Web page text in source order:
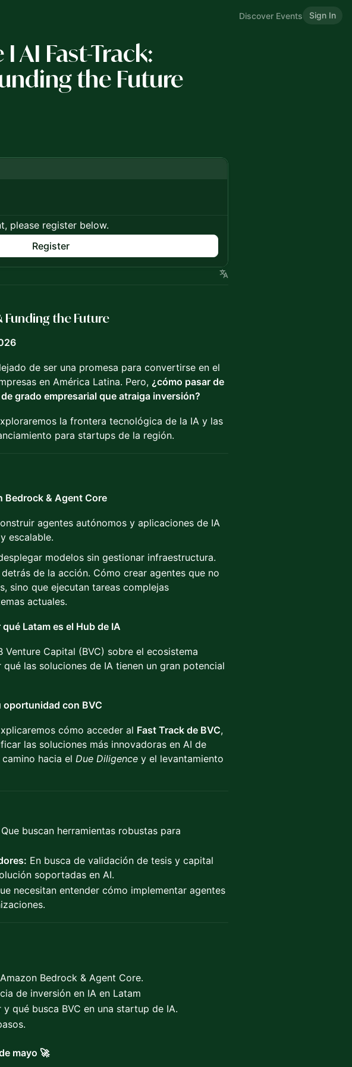
Discover Events Sign In
AI Fast-Track:
the Future
please register below.
Register
Funding the Future
de ser una promesa para convertirse en el
en América Latina. Pero, ¿cómo pasar de
grado empresarial que atraiga inversión?
la frontera tecnológica de la IA y las
para startups de la región.
Bedrock & Agent Core
agentes autónomos y aplicaciones de IA
escalable.
modelos sin gestionar infraestructura.
de la acción. Cómo crear agentes que no
sino que ejecutan tareas complejas
actuales.
Latam es el Hub de IA
Venture Capital (BVC) sobre el ecosistema
las soluciones de IA tienen un gran potencial
oportunidad con BVC
cómo acceder al Fast Track de BVC,
las soluciones más innovadoras en AI de
hacia el Due Diligence y el levantamiento
Que buscan herramientas robustas para
En busca de validación de tesis y capital
soportadas en AI.
necesitan entender cómo implementar agentes
Bedrock & Agent Core.
de inversión en IA en Latam
qué busca BVC en una startup de IA.
mayo 🚀